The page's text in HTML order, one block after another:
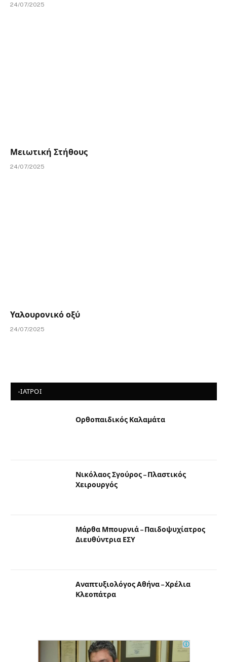
24/07/2025
Μειωτική Στήθους
24/07/2025
Υαλουρονικό οξύ
24/07/2025
-ΙΑΤΡΟΙ
Ορθοπαιδικός Καλαμάτα
Νικόλαος Σγούρος – Πλαστικός
Χειρουργός
Μάρθα Μπουρνιά – Παιδοψυχίατρος
Διευθύντρια ΕΣΥ
Αναπτυξιολόγος Αθήνα – Χρέλια
Κλεοπάτρα